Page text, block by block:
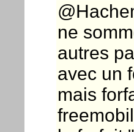
ne
autres
avec un
mais